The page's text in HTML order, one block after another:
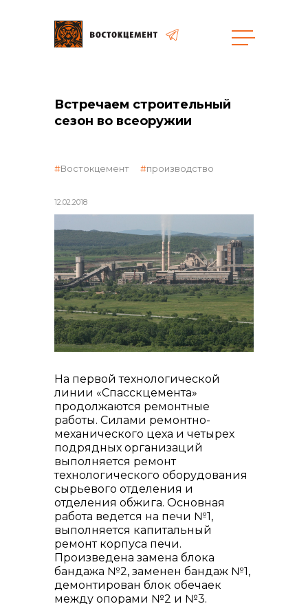
реализация неликвидов
контакты отдела закупок
Контакты
Встречаем строительный
сезон во всеоружии
12.02.2018
Востокцемент производство
На первой технологической
линии «Спасскцемента»
продолжаются ремонтные
работы. Силами ремонтно-
механического цеха и четырех
подрядных организаций
выполняется ремонт
технологического оборудования
сырьевого отделения и
отделения обжига. Основная
работа ведется на печи №1,
выполняется капитальный
ремонт корпуса печи.
Произведена замена блока
бандажа №2, заменен бандаж №1,
демонтирован блок обечаек
между опорами №2 и №3.